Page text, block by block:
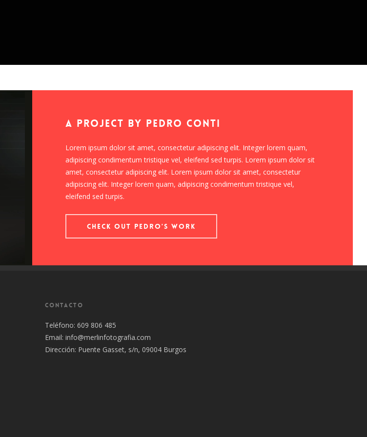
A Project By Pedro Conti
Lorem ipsum dolor sit amet, consectetur adipiscing elit. Integer lorem quam,
adipiscing condimentum tristique vel, eleifend sed turpis. Lorem ipsum dolor sit
amet, consectetur adipiscing elit. Lorem ipsum dolor sit amet, consectetur
adipiscing elit. Integer lorem quam, adipiscing condimentum tristique vel,
eleifend sed turpis.
CHECK OUT PEDRO'S WORK
CONTACTO
Teléfono: 609 806 485
Email: info@merlinfotografia.com
Dirección: Puente Gasset, s/n, 09004 Burgos